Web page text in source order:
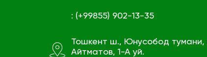
: (+99855) 902-13-35
Тошкент ш., Юнусобод тумани,
Айтматов, 1-А уй.